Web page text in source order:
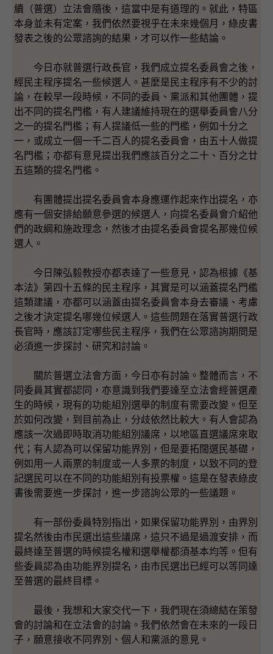
續（普選）立法會隨後，這當中是有道理的。就此，特區
本身並未有定案，我們依然要視乎在未來幾個月，綠皮書
發表之後的公眾諮詢的結果，才可以作一些結論。
今日亦就普選行政長官，我們成立提名委員會之後，
經民主程序提名一些候選人。甚麼是民主程序有不少的討
論，在較早一段時候，不同的委員、黨派和其他團體，提
出不同的提名門檻，有人建議維持現在的選舉委員會八分
之一的提名門檻；有人提議低一些的門檻，例如十分之
一，或成立一個一千二百人的提名委員會，由五十人做提
名門檻；亦都有意見提出我們應該百分之二十、百分之廿
五這類的提名門檻。
有團體提出提名委員會本身應運作起來作出提名，亦
應有一個安排給願意參選的候選人，向提名委員會介紹他
們的政綱和施政理念，然後才由提名委員會提名那幾位候
選人。
今日陳弘毅教授亦都表達了一些意見，認為根據《基
本法》第四十五條的民主程序，其實是可以涵蓋提名門檻
這類建議，亦都可以涵蓋由提名委員會本身去審議、考慮
之後才決定提名哪幾位候選人。這些問題在落實普選行政
長官時，應該訂定哪些民主程序，我們在公眾諮詢期間是
必須進一步探討、研究和討論。
關於普選立法會方面，今日亦有討論。整體而言，不
同委員其實都認同，亦意識到我們要達至立法會經普選產
生的時候，現有的功能組別選舉的制度有需要改變。但至
於如何改變，到目前為止，分歧依然比較大。有人會認為
應該一次過即時取消功能組別議席，以地區直選議席來取
代；有人認為可以保留功能界別，但是要拓闊選民基礎，
例如用一人兩票的制度或一人多票的制度，以致不同的登
記選民可以在不同的功能組別有投票權。這是在發表綠皮
書後需要進一步探討，進一步諮詢公眾的一些議題。
有一部份委員特別指出，如果保留功能界別，由界別
提名然後由市民選出這些議席，這只不過是過渡安排，而
最終達至普選的時候提名權和選舉權都須基本均等。但有
些委員認為由功能界別提名，由市民選出已經可以等同達
至普選的最終目標。
最後，我想和大家交代一下，我們現在須總結在策發
會的討論和在立法會的討論。我們依然會在未來的一段日
子，願意接收不同界別、個人和黨派的意見。